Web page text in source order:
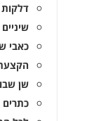
דלקות חניכיים
שיניים צהובות
כאבי שיניים
הקצעת שורשים
שן שבורה
כתרים בשיניים